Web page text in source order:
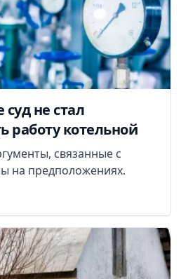
не стал
работу котельной
связанные с
на предположениях.